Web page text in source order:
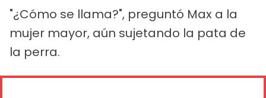
"¿Cómo se llama?", preguntó Max a la
mujer mayor, aún sujetando la pata de
la perra.